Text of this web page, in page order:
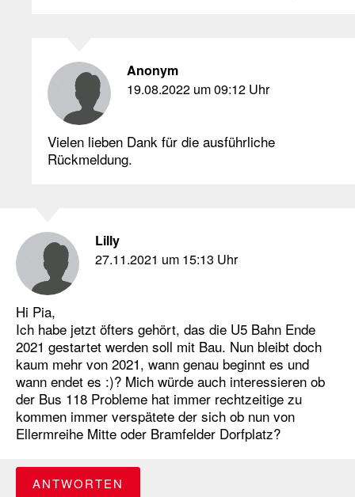
Anonym
19.08.2022 um 09:12 Uhr
Vielen lieben Dank für die ausführliche
Rückmeldung.
Lilly
27.11.2021 um 15:13 Uhr
Hi Pia,
Ich habe jetzt öfters gehört, das die U5 Bahn Ende
2021 gestartet werden soll mit Bau. Nun bleibt doch
kaum mehr von 2021, wann genau beginnt es und
wann endet es :)? Mich würde auch interessieren ob
der Bus 118 Probleme hat immer rechtzeitige zu
kommen immer verspätete der sich ob nun von
Ellermreihe Mitte oder Bramfelder Dorfplatz?
ANTWORTEN